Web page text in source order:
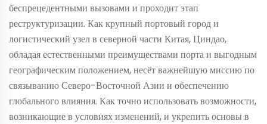
беспрецедентными вызовами и проходит этап
реструктуризации. Как крупный портовый город и
логистический узел в северной части Китая, Циндао,
обладая естественными преимуществами порта и выгодным
географическим положением, несёт важнейшую миссию по
связыванию Северо-Восточной Азии и обеспечению
глобального влияния. Как точно использовать возможности,
возникающие в условиях изменений, и укрепить основы в